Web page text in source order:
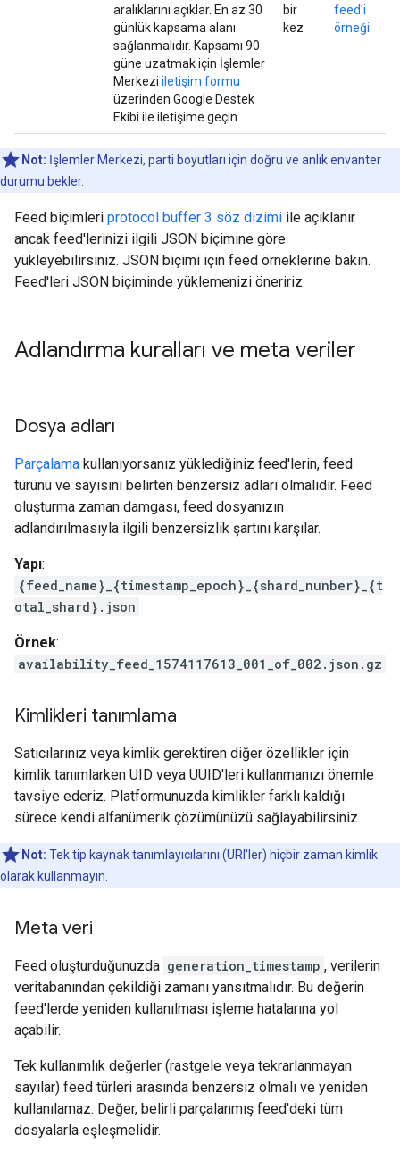
aralıklarını açıklar. En az 30
günlük kapsama alanı
sağlanmalıdır. Kapsamı 90
güne uzatmak için İşlemler
Merkezi iletişim formu
üzerinden Google Destek
Ekibi ile iletişime geçin.
bir
kez
feed'i
örneği
Not: İşlemler Merkezi, parti boyutları için doğru ve anlık envanter
durumu bekler.
Feed biçimleri protocol buffer 3 söz dizimi ile açıklanır
ancak feed'lerinizi ilgili JSON biçimine göre
yükleyebilirsiniz. JSON biçimi için feed örneklerine bakın.
Feed'leri JSON biçiminde yüklemenizi öneririz.
Adlandırma kuralları ve meta veriler
Dosya adları
Parçalama kullanıyorsanız yüklediğiniz feed'lerin, feed
türünü ve sayısını belirten benzersiz adları olmalıdır. Feed
oluşturma zaman damgası, feed dosyanızın
adlandırılmasıyla ilgili benzersizlik şartını karşılar.
Yapı:
{feed_name}_{timestamp_epoch}_{shard_nunber}_{t
otal_shard}.json
Örnek:
availability_feed_1574117613_001_of_002.json.gz
Kimlikleri tanımlama
Satıcılarınız veya kimlik gerektiren diğer özellikler için
kimlik tanımlarken UID veya UUID'leri kullanmanızı önemle
tavsiye ederiz. Platformunuzda kimlikler farklı kaldığı
sürece kendi alfanümerik çözümünüzü sağlayabilirsiniz.
Not: Tek tip kaynak tanımlayıcılarını (URI'ler) hiçbir zaman kimlik
olarak kullanmayın.
Meta veri
Feed oluşturduğunuzda generation_timestamp , verilerin
veritabanından çekildiği zamanı yansıtmalıdır. Bu değerin
feed'lerde yeniden kullanılması işleme hatalarına yol
açabilir.
Tek kullanımlık değerler (rastgele veya tekrarlanmayan
sayılar) feed türleri arasında benzersiz olmalı ve yeniden
kullanılamaz. Değer, belirli parçalanmış feed'deki tüm
dosyalarla eşleşmelidir.